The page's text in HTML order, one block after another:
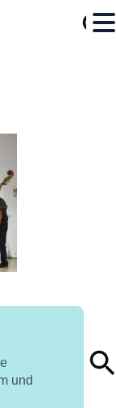
und